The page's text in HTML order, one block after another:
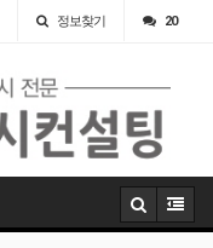
정보찾기 20